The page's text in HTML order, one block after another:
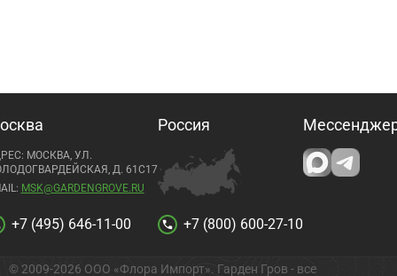
МОСКВА, УЛ.
Д. 61С17
MSK@GARDENGROVE.RU
+7 (495) 646-11-00
Россия
call +7 (800) 600-27-10
© 2009-2026 ООО «Флора Импорт». Гарден Гров - все